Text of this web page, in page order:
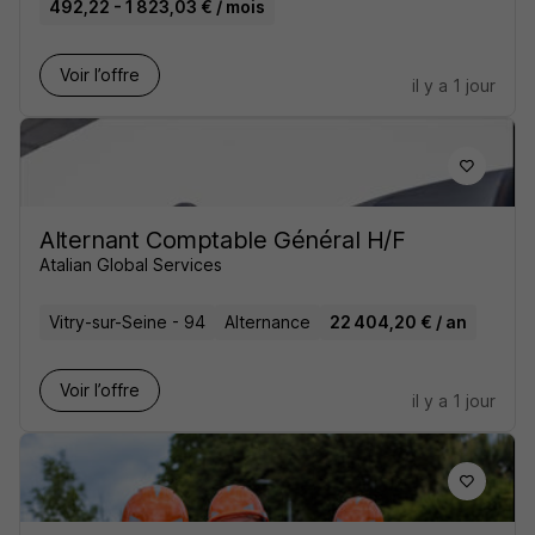
492,22 - 1 823,03 € / mois
Voir l’offre
il y a 1 jour
Alternant Comptable Général H/F
Atalian Global Services
Vitry-sur-Seine - 94 Alternance 22 404,20 € / an
Voir l’offre
il y a 1 jour